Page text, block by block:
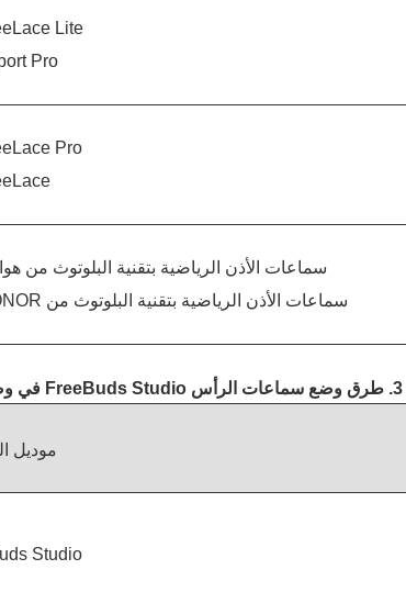
Lite
Pro
Pro
سماعات الأذن الرياضية بتقنية البلوتوث من
سماعات الأذن الرياضية بتقنية البلوتوث من HONOR
موديل
Studio